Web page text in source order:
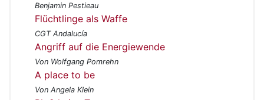
Benjamin Pestieau
Flüchtlinge als Waffe
CGT Andalucía
Angriff auf die Energiewende
Von Wolfgang Pomrehn
A place to be
Von Angela Klein